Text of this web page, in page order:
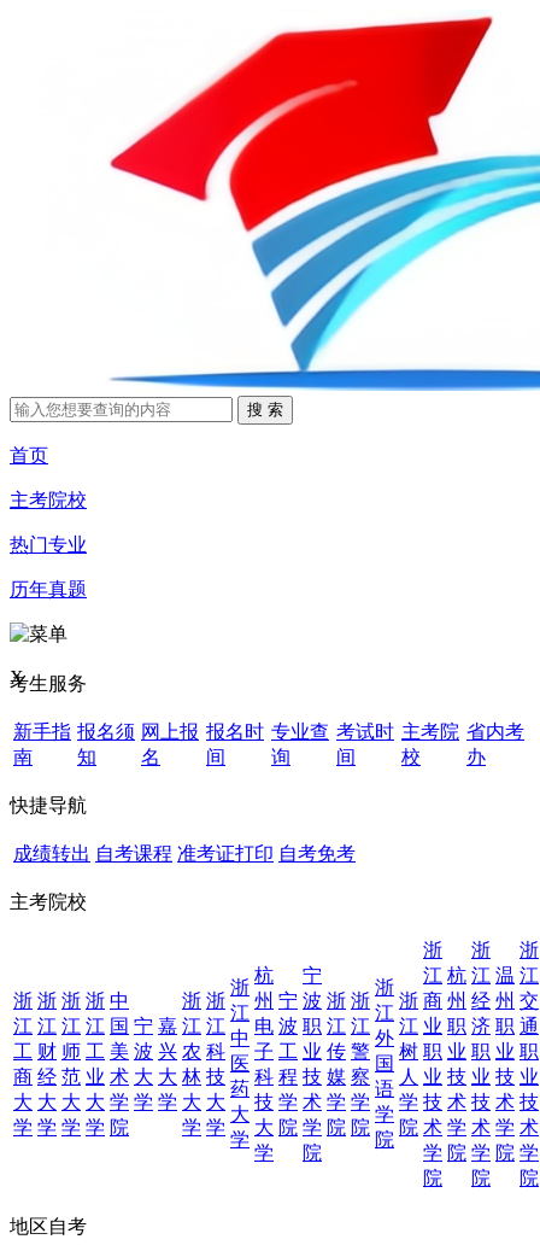
首页
主考院校
热门专业
历年真题
X
考生服务
新手指
南
报名须
知
网上报
名
报名时
间
专业查
询
考试时
间
主考院
校
省内考
办
快捷导航
成绩转出 自考课程 准考证打印 自考免考
主考院校
浙
江
工
商
大
学
浙
江
财
经
大
学
浙
江
师
范
大
学
浙
江
工
业
大
学
中
国
美
术
学
院
宁
波
大
学
嘉
兴
大
学
浙
江
农
林
大
学
浙
江
科
技
大
学
浙
江
中
医
药
大
学
杭
州
电
子
科
技
大
学
宁
波
工
程
学
院
宁
波
职
业
技
术
学
院
浙
江
传
媒
学
院
浙
江
警
察
学
院
浙
江
外
国
语
学
院
浙
江
树
人
学
院
浙
江
商
业
职
业
技
术
学
院
杭
州
职
业
技
术
学
院
浙
江
经
济
职
业
技
术
学
院
温
州
职
业
技
术
学
院
浙
江
交
通
职
业
技
术
学
院
地区自考